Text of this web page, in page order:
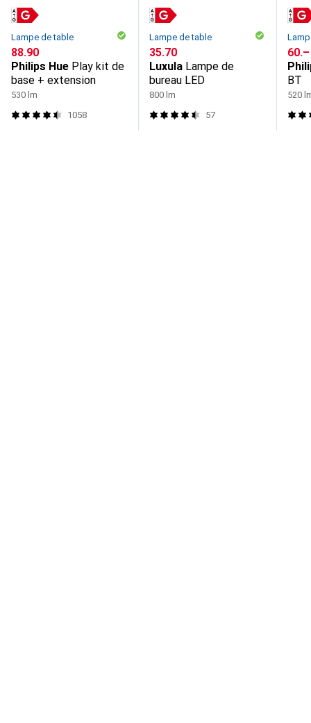
Lampe de table
CHF
88.90
Philips Hue Play kit de
base + extension
530 lm
1058
Lampe de table
CHF
35.70
Luxula Lampe de
bureau LED
800 lm
57
CHF
60.–
BT
520